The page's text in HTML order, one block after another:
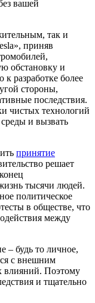
вашей
так и
приняв
обстановку и
к разработке более
стороны,
последствия.
чистых технологий
и вызвать
принятие
решает
тысячи людей.
политическое
в обществе, что
между
– будь то личное,
с внешним
влияний. Поэтому
и тщательно